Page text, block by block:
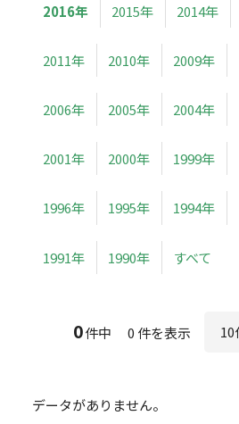
2016年 2015年 2014年
2011年 2010年 2009年
2006年 2005年 2004年
2001年 2000年 1999年
1996年 1995年 1994年
1991年 1990年 すべて
0件中 0 件を表示
データがありません。